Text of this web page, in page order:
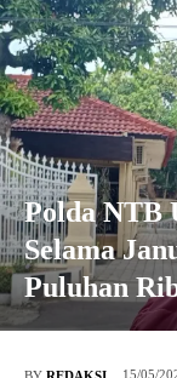
Polda NTB
Selama
Puluhan
15/05/